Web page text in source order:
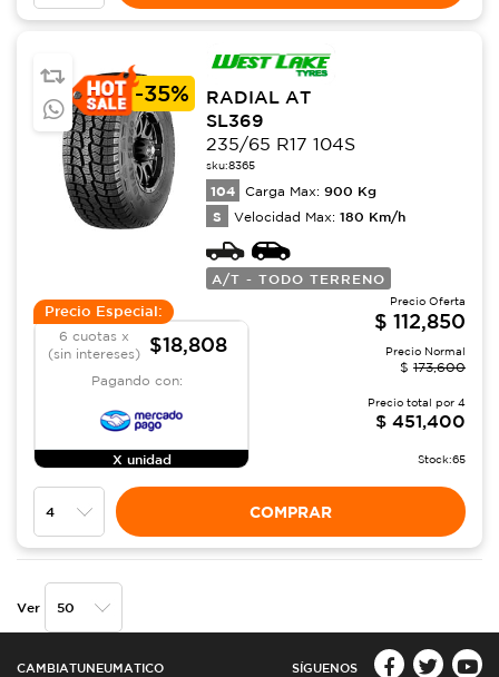
-35%
RADIAL AT
SL369
235/65 R17 104S
sku:8365
104 Carga Max: 900 Kg
S Velocidad Max: 180 Km/h
A/T - TODO TERRENO
Precio Especial:
6 cuotas x
(sin intereses)
$18,808
Pagando con:
X unidad
Precio Oferta
$ 112,850
Precio Normal
$ 173,600
Precio total por 4
$ 451,400
Stock:65
COMPRAR
Ver
CAMBIATUNEUMATICO SÍGUENOS